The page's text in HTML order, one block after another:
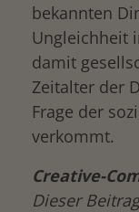
bekannten
Ungleichheit
damit
Zeitalter der
Frage der
verkommt.
Creative-
Dieser